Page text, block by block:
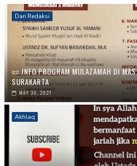
Dari Redaksi
📜 INFO PROGRAM MULAZAMAH DI
SURAKARTA
MAY 30, 2021
Akhlaq